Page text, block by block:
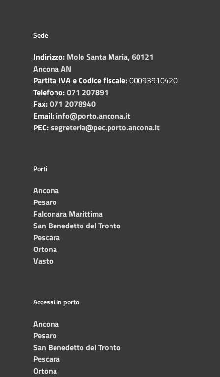
Sede
Indirizzo: Molo Santa Maria, 60121
Ancona AN
Partita IVA e Codice fiscale:00093910420
Telefono:071 207891
Fax:071 2078940
Email: info@porto.ancona.it
PEC:segreteria@pec.porto.ancona.it
Porti
Ancona
Pesaro
Falconara Marittima
San Benedetto del Tronto
Pescara
Ortona
Vasto
Accessi in porto
Ancona
Pesaro
San Benedetto del Tronto
Pescara
Ortona